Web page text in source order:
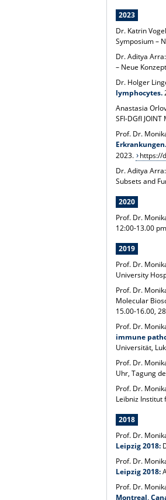
2023
Dr. Katrin
Symposium –
Dr. Aditya
– Neue
Dr. Holger
lymphocytes.
Anastasia
SFI-DGfI
Prof. Dr.
Erkrankungen.
2023.
https://
Dr. Aditya Arra:
Subsets and
2020
Prof. Dr.
12:00-13.00
2019
Prof. Dr.
University
Prof. Dr.
Molecular
15.00-16.00,
Prof. Dr.
immune
Universität,
Prof. Dr.
Uhr, Tagung
Prof. Dr.
Leibniz Institut
2018
Prof. Dr.
Leipzig 2018:
Prof. Dr.
Leipzig 2018:
Prof. Dr.
Montreal,